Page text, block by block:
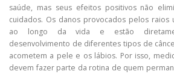
saúde, mas seus efeitos positivos não
cuidados. Os danos provocados pelos raios
ao longo da vida e estão
desenvolvimento de diferentes tipos de
acometem a pele e os lábios. Por isso,
devem fazer parte da rotina de quem